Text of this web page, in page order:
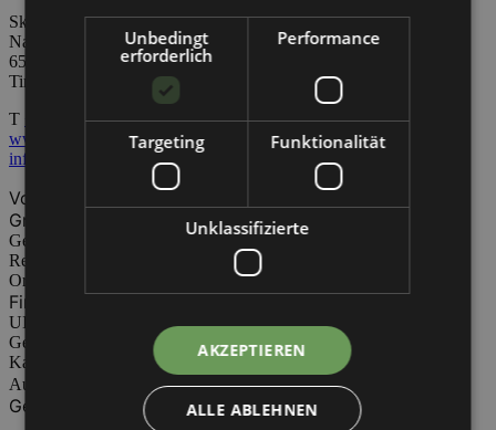
Skischule Nauders – Interski GmbH & CoKG
Nauders 32
6543 Nauders
Tirol, Austria
T
+43 5473 / 89040
www.biwak-nauders.at
info@biwak-nauders.at
Vollständiger Firmenname: Skischule Nauders – Interski
GmbH & CoKG
Geschäftsführende Organe: Hofer Christian
Rechtsform: GmbH & CoKG
Ort der Gewerbeberechtigung: Nauders 32
Firmenbuchnummer: 352510y
UID-Nummer: ATU47759705
Gerichtsstand: Landes- und Handelsgericht Innsbruck
Kammerzugehörigkeit: Wirtschaftskammer Landeck
Aufsichtsbehörde:
Behörde gem. ECG (E-Commerce
Gesetz): Bezirkshauptmannschaft Landeck
Unbedingt
erforderlich
Performance
Targeting Funktionalität
Unklassifizierte
AKZEPTIEREN
ALLE ABLEHNEN